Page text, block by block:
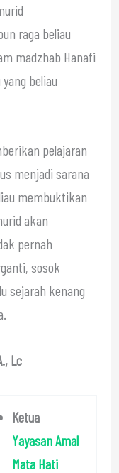
raga beliau
madzhab Hanafi
beliau
pelajaran
menjadi sarana
membuktikan
akan
pernah
sosok
sejarah kenang
Lc
Ketua
Yayasan Amal
Mata Hati